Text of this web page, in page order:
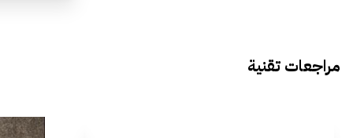
مراجعات تقنية